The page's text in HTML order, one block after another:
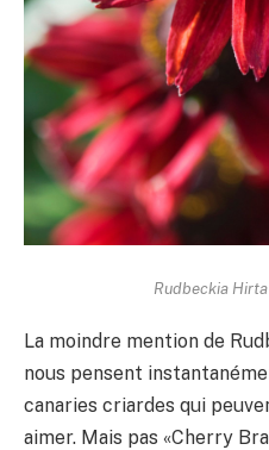
Rudbeckia Hirta
La moindre mention de
nous pensent
canaries criardes qui
aimer. Mais pas «Cherry